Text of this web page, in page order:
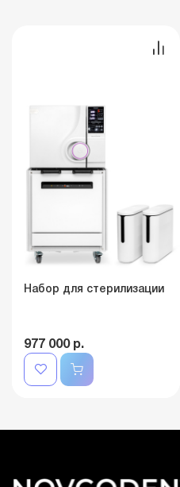
Набор для стерилизации
977 000 р.